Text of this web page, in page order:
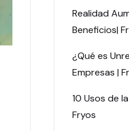
Realidad
Beneficios|
¿Qué es
Empresas |
10 Usos de
Fryos